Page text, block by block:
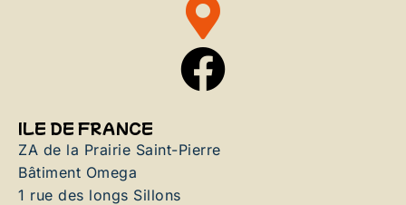
ILE DE FRANCE
ZA de la Prairie Saint-Pierre
Bâtiment Omega
1 rue des longs Sillons